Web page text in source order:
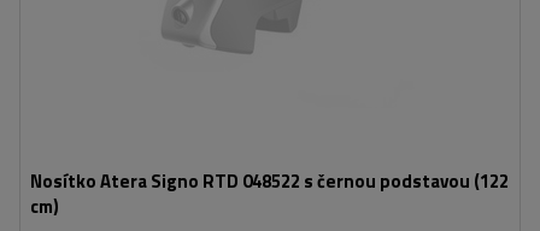
Nosítko Atera Signo RTD 048522 s černou podstavou (122
cm)